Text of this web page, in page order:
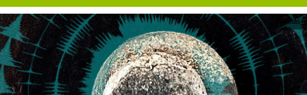
Kiállítás